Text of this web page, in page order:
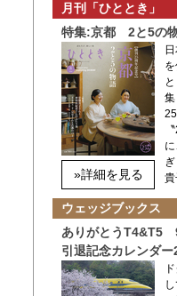
月刊「ひととき」
特集:京都 2と5の
»詳細を見る
集
ウェッジブックス
ありがとうT4&T5
引退記念カレンダ